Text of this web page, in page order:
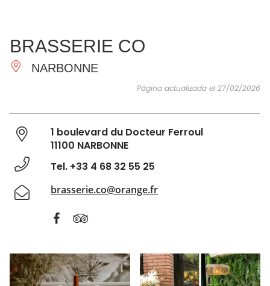
IMPRESCINDIBLES
HACER
BRASSERIE CO
NARBONNE
Página actualizada el 27/02/2026
1 boulevard du Docteur Ferroul
11100 NARBONNE
Tel. +33 4 68 32 55 25
brasserie.co@orange.fr